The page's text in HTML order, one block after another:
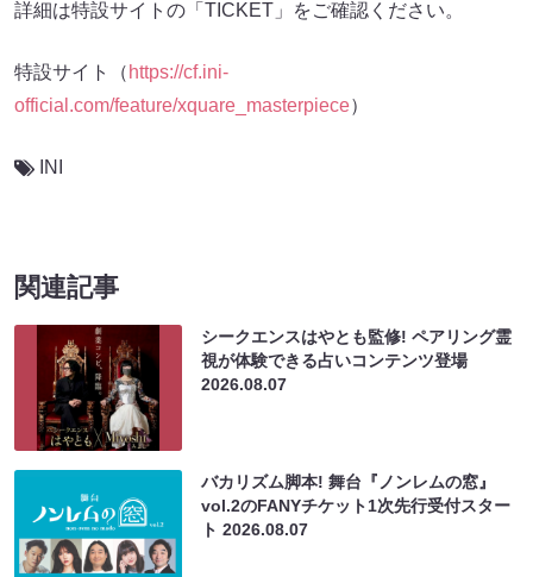
詳細は特設サイトの「TICKET」をご確認ください。
特設サイト（ https://cf.ini-
official.com/feature/xquare_masterpiece）
INI
関連記事
シークエンスはやとも監修! ペアリング霊
視が体験できる占いコンテンツ登場
2026.08.07
バカリズム脚本! 舞台『ノンレムの窓』
vol.2のFANYチケット1次先行受付スター
ト2026.08.07